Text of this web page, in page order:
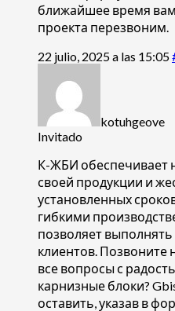
ближайшее время
проекта перезвоним.
22 julio, 2025 a las 15:05
kotuhgeove
Invitado
К-ЖБИ обеспечивает
своей продукции и
установленных
гибкими
позволяет
клиентов. Позвоните
все вопросы с
карнизные блоки?
оставить, указав в